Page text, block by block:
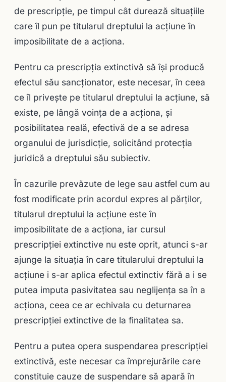
de prescripţie, pe timpul cât durează situaţiile
care îl pun pe titularul dreptului la acţiune în
imposibilitate de a acţiona.
Pentru ca prescripţia extinctivă să îşi producă
efectul său sancţionator, este necesar, în ceea
ce îl priveşte pe titularul dreptului la acţiune, să
existe, pe lângă voinţa de a acţiona, şi
posibilitatea reală, efectivă de a se adresa
organului de jurisdicţie, solicitând protecţia
juridică a dreptului său subiectiv.
În cazurile prevăzute de lege sau astfel cum au
fost modificate prin acordul expres al părţilor,
titularul dreptului la acţiune este în
imposibilitate de a acţiona, iar cursul
prescripţiei extinctive nu este oprit, atunci s-ar
ajunge la situaţia în care titularului dreptului la
acţiune i s-ar aplica efectul extinctiv fără a i se
putea imputa pasivitatea sau neglijenţa sa în a
acţiona, ceea ce ar echivala cu deturnarea
prescripţiei extinctive de la finalitatea sa.
Pentru a putea opera suspendarea prescripţiei
extinctivă, este necesar ca împrejurările care
constituie cauze de suspendare să apară în